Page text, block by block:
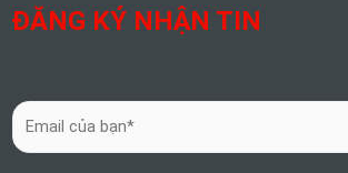
ĐĂNG KÝ NHẬN TIN
E
m